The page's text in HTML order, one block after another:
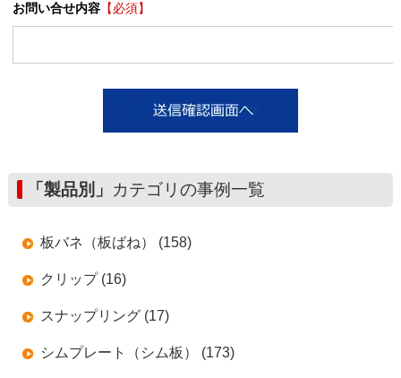
お問い合せ内容【必須】
「製品別」 カテゴリの事例一覧
板バネ（板ばね） (158)
クリップ (16)
スナップリング (17)
シムプレート（シム板） (173)